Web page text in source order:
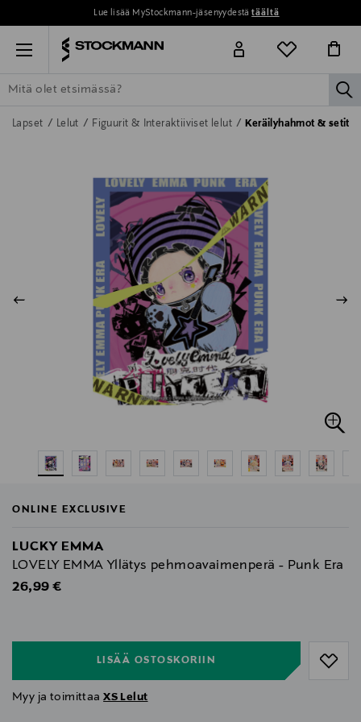
Lue lisää MyStockmann-jäsenyydestätäältä
Menu
ETSI KAIKKI NAISET MIEHET LAPSET KOTI
Lapset Lelut Figuurit & Interaktiiviset lelut Keräilyhahmot & setit
ONLINE EXCLUSIVE
LUCKY EMMA
LOVELY EMMA Yllätys pehmoavaimenperä - Punk Era
Original Price
26,99 €
LISÄÄ OSTOSKORIIN
Myy ja toimittaaXS Lelut